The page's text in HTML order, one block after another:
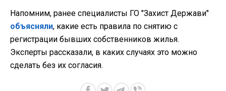
Напомним, ранее специалисты ГО "Захист Держави"
объясняли, какие есть правила по снятию с
регистрации бывших собственников жилья.
Эксперты рассказали, в каких случаях это можно
сделать без их согласия.